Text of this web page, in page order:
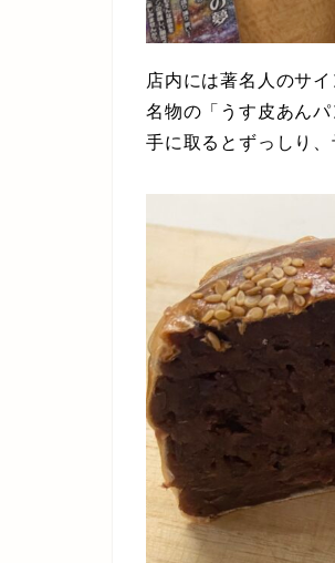
店内には著名人のサ
名物の「うす皮あん
手に取るとずっしり